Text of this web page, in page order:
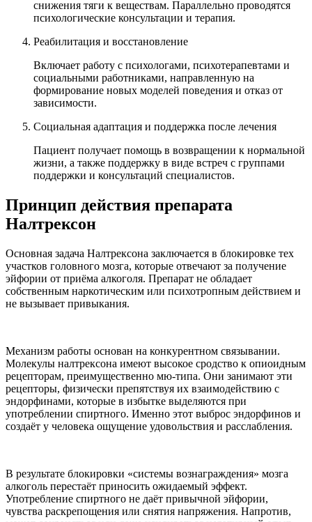
снижения тяги к веществам. Параллельно проводятся
психологические консультации и терапия.
Реабилитация и восстановление
Включает работу с психологами, психотерапевтами и
социальными работниками, направленную на
формирование новых моделей поведения и отказ от
зависимости.
Социальная адаптация и поддержка после лечения
Пациент получает помощь в возвращении к нормальной
жизни, а также поддержку в виде встреч с группами
поддержки и консультаций специалистов.
Принцип действия препарата
Налтрексон
Основная задача Налтрексона заключается в блокировке тех
участков головного мозга, которые отвечают за получение
эйфории от приёма алкоголя. Препарат не обладает
собственным наркотическим или психотропным действием и
не вызывает привыкания.
Механизм работы основан на конкурентном связывании.
Молекулы налтрексона имеют высокое сродство к опиоидным
рецепторам, преимущественно мю-типа. Они занимают эти
рецепторы, физически препятствуя их взаимодействию с
эндорфинами, которые в избытке выделяются при
употреблении спиртного. Именно этот выброс эндорфинов и
создаёт у человека ощущение удовольствия и расслабления.
В результате блокировки «системы вознаграждения» мозга
алкоголь перестаёт приносить ожидаемый эффект.
Употребление спиртного не даёт привычной эйфории,
чувства раскрепощения или снятия напряжения. Напротив,